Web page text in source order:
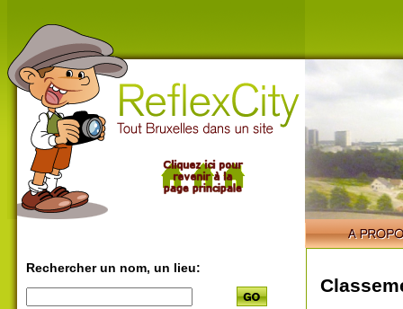
Rechercher un nom, un lieu: